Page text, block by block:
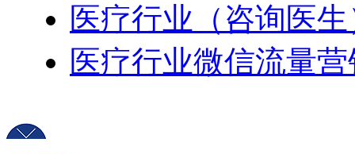
医疗行业（咨询医
医疗行业微信流量